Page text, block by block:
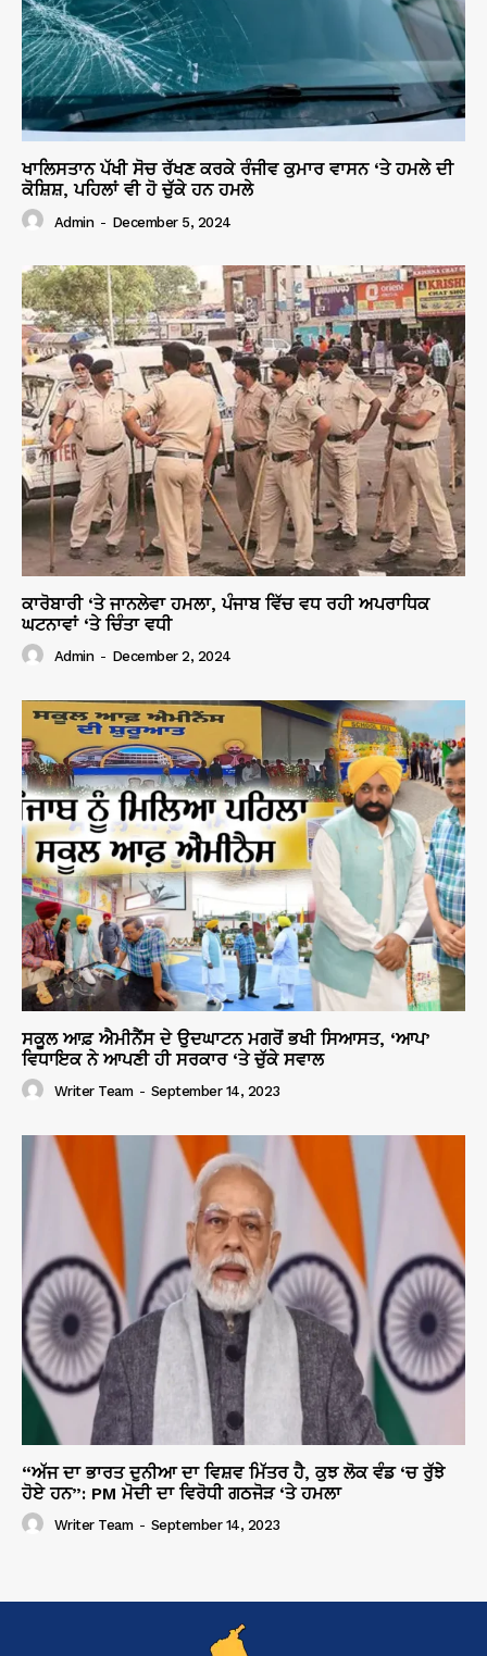
ਖਾਲਿਸਤਾਨ ਪੱਖੀ ਸੋਚ ਰੱਖਣ ਕਰਕੇ ਰੰਜੀਵ ਕੁਮਾਰ ਵਾਸਨ ‘ਤੇ ਹਮਲੇ ਦੀ
ਕੋਸ਼ਿਸ਼, ਪਹਿਲਾਂ ਵੀ ਹੋ ਚੁੱਕੇ ਹਨ ਹਮਲੇ
Admin - December 5, 2024
ਕਾਰੋਬਾਰੀ ‘ਤੇ ਜਾਨਲੇਵਾ ਹਮਲਾ, ਪੰਜਾਬ ਵਿੱਚ ਵਧ ਰਹੀ ਅਪਰਾਧਿਕ
ਘਟਨਾਵਾਂ ‘ਤੇ ਚਿੰਤਾ ਵਧੀ
Admin - December 2, 2024
ਸਕੂਲ ਆਫ਼ ਐਮੀਨੈਂਸ ਦੇ ਉਦਘਾਟਨ ਮਗਰੋਂ ਭਖੀ ਸਿਆਸਤ, ‘ਆਪ’
ਵਿਧਾਇਕ ਨੇ ਆਪਣੀ ਹੀ ਸਰਕਾਰ ‘ਤੇ ਚੁੱਕੇ ਸਵਾਲ
Writer Team - September 14, 2023
“ਅੱਜ ਦਾ ਭਾਰਤ ਦੁਨੀਆ ਦਾ ਵਿਸ਼ਵ ਮਿੱਤਰ ਹੈ, ਕੁਝ ਲੋਕ ਵੰਡ ‘ਚ ਰੁੱਝੇ
ਹੋਏ ਹਨ”: PM ਮੋਦੀ ਦਾ ਵਿਰੋਧੀ ਗਠਜੋੜ ‘ਤੇ ਹਮਲਾ
Writer Team - September 14, 2023